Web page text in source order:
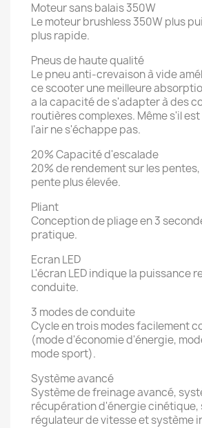
Moteur sans balais 350W
Le moteur brushless 350W plus
plus rapide.
Pneus de haute qualité
Le pneu anti-crevaison à vide
ce scooter une meilleure
a la capacité de s'adapter à des
routières complexes. Même s'il
l'air ne s'échappe pas.
20% Capacité d'escalade
20% de rendement sur les
pente plus élevée.
Pliant
Conception de pliage en 3
pratique.
Ecran LED
L'écran LED indique la puissance
conduite.
3 modes de conduite
Cycle en trois modes facilement
(mode d'économie d'énergie,
mode sport).
Système avancé
Système de freinage avancé,
récupération d'énergie cinétique,
régulateur de vitesse et système